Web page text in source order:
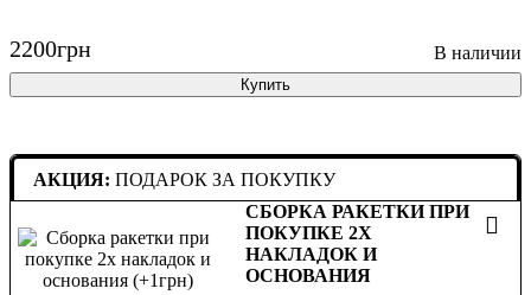
2200грн
Купить
АКЦИЯ: ПОДАРОК ЗА ПОКУПКУ
СБОРКА РАКЕТКИ ПРИ
ПОКУПКЕ 2Х
НАКЛАДОК И
ОСНОВАНИЯ